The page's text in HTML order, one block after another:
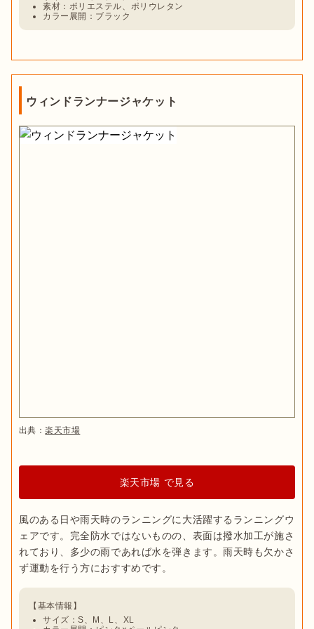
素材：ポリエステル、ポリウレタン
カラー展開：ブラック
ウィンドランナージャケット
出典：楽天市場
楽天市場 で見る
風のある日や雨天時のランニングに大活躍するランニングウ
ェアです。完全防水ではないものの、表面は撥水加工が施さ
れており、多少の雨であれば水を弾きます。雨天時も欠かさ
サイズ：S、M、L、XL